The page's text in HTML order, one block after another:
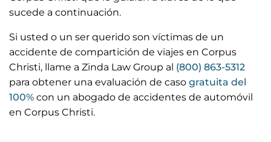
sucede a continuación.
Si usted o un ser querido son víctimas de un
accidente de compartición de viajes en Corpus
Christi, llame a Zinda Law Group al (800) 863-5312
para obtener una evaluación de caso gratuita del
100% con un abogado de accidentes de automóvil
en Corpus Christi.